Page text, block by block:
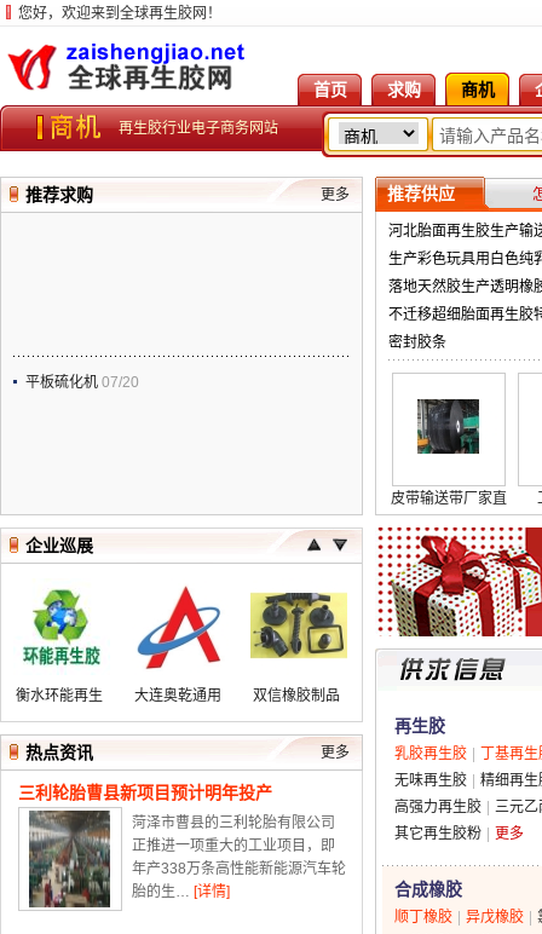
您好，欢迎来到全球再生胶网！
首页 求购 商机
再生胶行业电子商务网站
更多
推荐求购
平板硫化机 07/20
推荐供应
河北胎面再生胶生产输
生产彩色玩具用白色纯
胶
落地天然胶生产透明橡
注意哪些问题
不迁移超细胎面再生胶
密封胶条
皮带输送带厂家直
企业巡展
衡水环能再生
橡胶有限公司
大连奥乾通用
橡塑机械有限
公司
双信橡胶制品
厂
衡水众鑫工程
橡塑有限公司
东莞市常新填
充母料厂
鸿昊高强力再
生胶厂
更多
热点资讯
三利轮胎曹县新项目预计明年投产
菏泽市曹县的三利轮胎有限公司
正推进一项重大的工业项目，即
年产338万条高性能新能源汽车轮
胎的生… [详情]
再生胶
乳胶再生胶
丁基再
无味再生胶
精细再生
高强力再生胶
三元乙
其它再生胶粉
更多
合成橡胶
顺丁橡胶 异戊橡胶